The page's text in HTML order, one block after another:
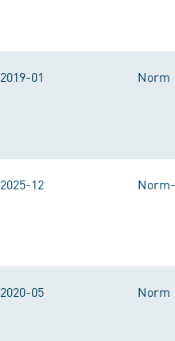
2019-01 Norm
2025-12
2020-05 Norm